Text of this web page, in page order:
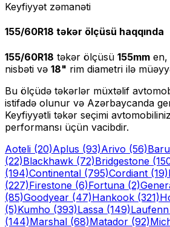
Keyfiyyət zəmanəti
155/60R18 təkər ölçüsü haqqında
155/60R18 təkər ölçüsü 155mm en,
nisbəti və 18" rim diametri ilə
Bu ölçüdə təkərlər müxtəlif
istifadə olunur və Azərbaycanda
Keyfiyyətli təkər seçimi
performansı üçün vacibdir.
Aoteli (20)Aplus (93)Arivo (56)
(22)Blackhawk (72)Bridgestone
(194)Continental (795)Cordiant (19)
(227)Firestone (6)Fortuna (2)
(85)Goodyear (47)Hankook (321)
(5)Kumho (393)Lassa (149)Laufenn
(144)Marshal (68)Matador (92)